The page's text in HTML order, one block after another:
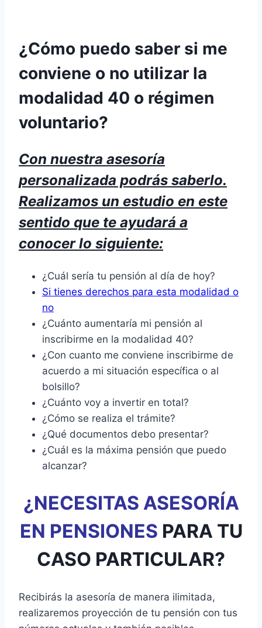
¿Cómo puedo saber si me
conviene o no utilizar la
modalidad 40 o ­régimen
voluntario?
Con nuestra asesoría
personalizada podrás saberlo.
Realizamos un estudio en este
sentido que te ayudará a
conocer lo siguiente:
¿Cuál sería tu pensión al día de hoy?
Si tienes derechos para esta modalidad o
no
¿Cuánto aumentaría mi pensión al
inscribirme en la modalidad 40?
¿Con cuanto me conviene inscribirme de
acuerdo a mi situación específica o al
bolsillo?
¿Cuánto voy a invertir en total?
¿Cómo se realiza el trámite?
¿Qué documentos debo presentar?
¿Cuál es la máxima pensión que puedo
alcanzar?
¿NECESITAS ASESORÍA
EN PENSIONES PARA TU
CASO PARTICULAR?
Recibirás la asesoría de manera ilimitada,
realizaremos proyección de tu pensión con tus